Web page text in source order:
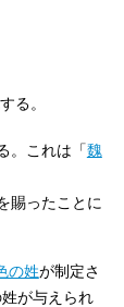
る。
。これは「魏
賜ったことに
の姓が制定さ
が与えられ